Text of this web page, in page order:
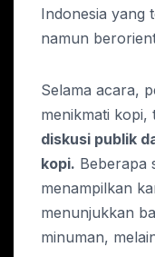
Indonesia yang
namun
Selama acara,
menikmati kopi,
diskusi publik
kopi. Beberapa
menampilkan
menunjukkan
minuman,